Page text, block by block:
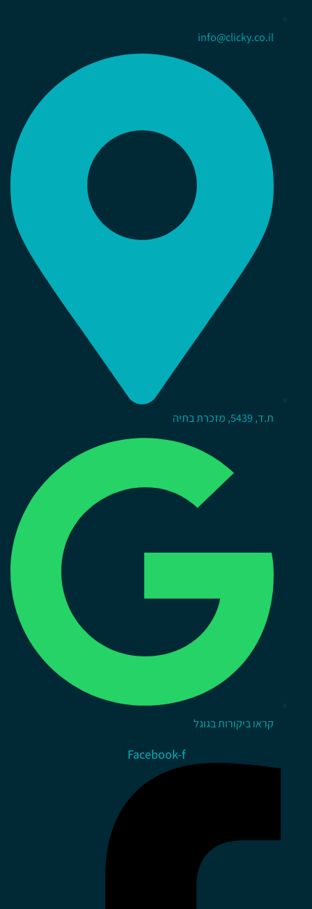
info@clicky.co.il
ת.ד, 5439, מזכרת בתיה
קראו ביקורות בגוגל
Facebook-f